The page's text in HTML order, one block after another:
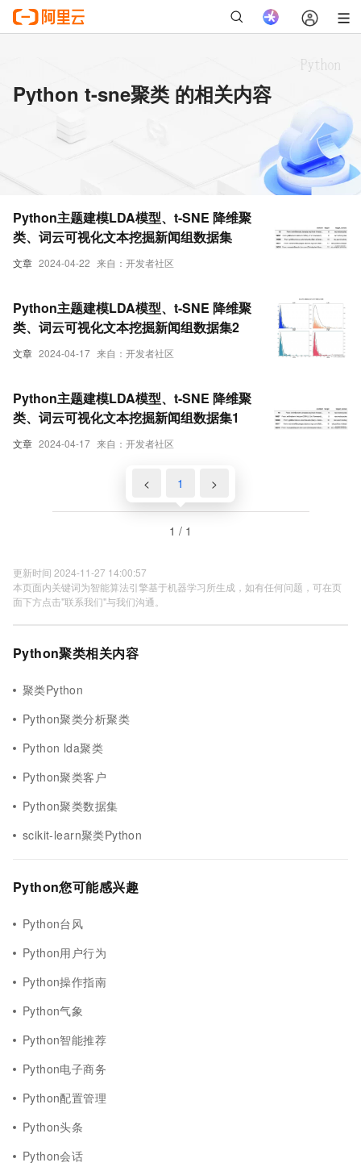
Python t-sne聚类 的相关内容
文章 2024-04-22 来自：开发者社区
Python主题建模LDA模型、t-SNE 降维聚
类、词云可视化文本挖掘新闻组数据集
文章 2024-04-17 来自：开发者社区
Python主题建模LDA模型、t-SNE 降维聚
类、词云可视化文本挖掘新闻组数据集2
文章 2024-04-17 来自：开发者社区
Python主题建模LDA模型、t-SNE 降维聚
类、词云可视化文本挖掘新闻组数据集1
< 1 >
1 / 1
更新时间 2024-11-27 14:00:57
本页面内关键词为智能算法引擎基于机器学习所生成，如有任何问题，可在页
面下方点击"联系我们"与我们沟通。
Python聚类相关内容
聚类Python
Python聚类分析聚类
Python lda聚类
Python聚类客户
Python聚类数据集
scikit-learn聚类Python
Python您可能感兴趣
Python台风
Python用户行为
Python操作指南
Python气象
Python智能推荐
Python电子商务
Python配置管理
Python头条
Python会话